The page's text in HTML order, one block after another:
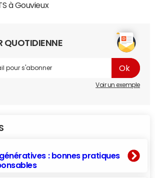
à Gouvieux
QUOTIDIENNE
Voir un exemple
: bonnes pratiques